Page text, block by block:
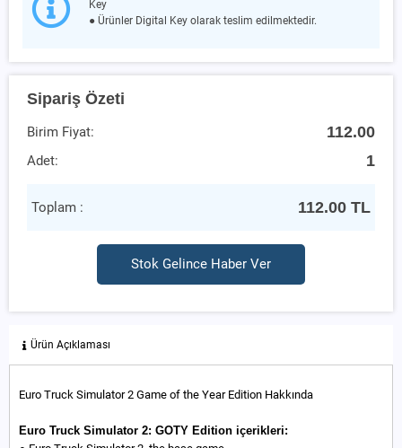
Key
● Ürünler Digital Key olarak teslim edilmektedir.
Sipariş Özeti
Birim Fiyat: 112.00
Adet: 1
Toplam : 112.00 TL
Stok Gelince Haber Ver
Ürün Açıklaması
Euro Truck Simulator 2 Game of the Year Edition Hakkında
Euro Truck Simulator 2: GOTY Edition içerikleri: